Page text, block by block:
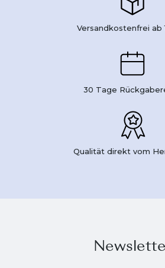
Versandkostenfrei ab
30 Tage
Qualität direkt vom